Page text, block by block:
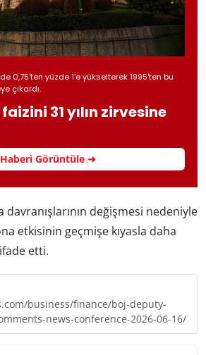
0,75'ten yüzde 1'e yükselterek 1995'ten bu
çıkardı.
31 yılın zirvesine
Haberi Görüntüle ➜
değişmesi nedeniyle
etkisinin geçmişe kıyasla daha
etti.
business/finance/boj-deputy-
news-conference-2026-06-16/